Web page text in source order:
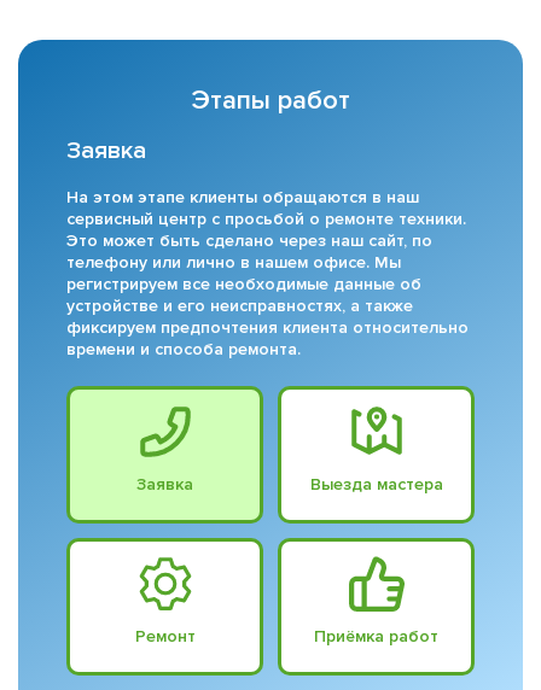
Этапы работ
Заявка
На этом этапе клиенты обращаются в наш
сервисный центр с просьбой о ремонте техники.
Это может быть сделано через наш сайт, по
телефону или лично в нашем офисе. Мы
регистрируем все необходимые данные об
устройстве и его неисправностях, а также
фиксируем предпочтения клиента относительно
времени и способа ремонта.
Заявка Выезда мастера
Ремонт Приёмка работ